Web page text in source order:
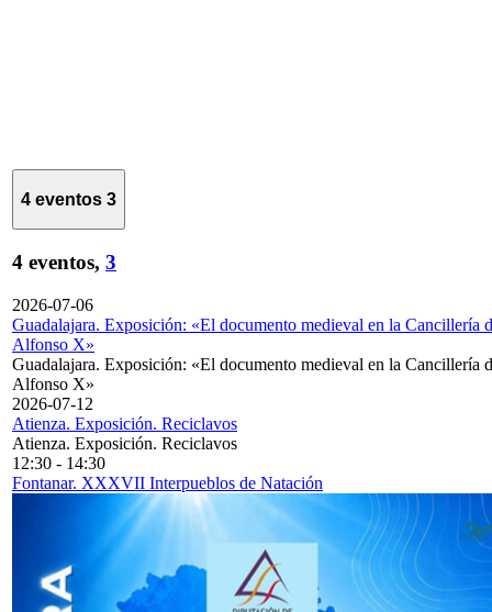
4 eventos 3
4 eventos, 3
2026-07-06
Guadalajara. Exposición: «El documento medieval en la Cancillería
Alfonso X»
Guadalajara. Exposición: «El documento medieval en la Cancillería
Alfonso X»
2026-07-12
Atienza. Exposición. Reciclavos
Atienza. Exposición. Reciclavos
12:30 - 14:30
Fontanar. XXXVII Interpueblos de Natación